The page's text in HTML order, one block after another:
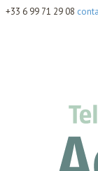
+33 6 99 71 29 08